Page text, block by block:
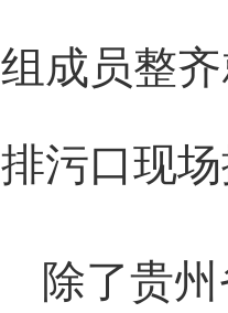
组成员整
排污口现
除了贵